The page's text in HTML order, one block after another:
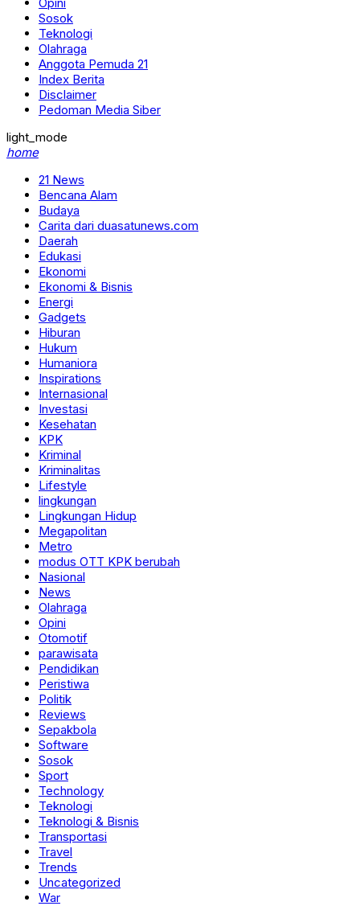
Sosok
Teknologi
Olahraga
Anggota Pemuda 21
Index Berita
Disclaimer
Pedoman Media Siber
light_mode
home
21 News
Bencana Alam
Budaya
Carita dari duasatunews.com
Daerah
Edukasi
Ekonomi
Ekonomi & Bisnis
Energi
Gadgets
Hiburan
Hukum
Humaniora
Inspirations
Internasional
Investasi
Kesehatan
KPK
Kriminal
Kriminalitas
Lifestyle
lingkungan
Lingkungan Hidup
Megapolitan
Metro
modus OTT KPK berubah
Nasional
News
Olahraga
Opini
Otomotif
parawisata
Pendidikan
Peristiwa
Politik
Reviews
Sepakbola
Software
Sosok
Sport
Technology
Teknologi
Teknologi & Bisnis
Transportasi
Travel
Trends
Uncategorized
War